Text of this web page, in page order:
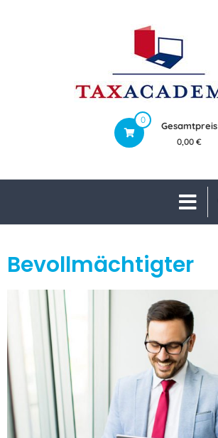
0
Gesamtpreis
0,00 €
Bevollmächtigter